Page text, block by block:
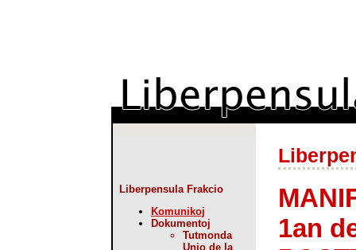
Liberpensula Frakcio
Komunikoj
Dokumentoj
Tutmonda
Unio de la
1an